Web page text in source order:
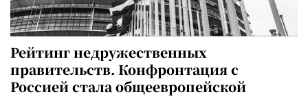
Рейтинг недружественных
правительств. Конфронтация с
Россией стала общеевропейской